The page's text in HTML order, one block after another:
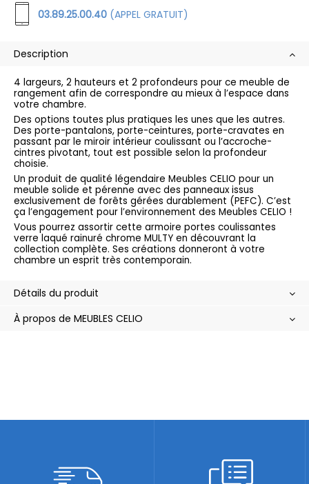
03.89.25.00.40 (APPEL GRATUIT)
Description
4 largeurs, 2 hauteurs et 2 profondeurs pour ce meuble de
rangement afin de correspondre au mieux à l’espace dans
votre chambre.
Des options toutes plus pratiques les unes que les autres.
Des porte-pantalons, porte-ceintures, porte-cravates en
passant par le miroir intérieur coulissant ou l’accroche-
cintres pivotant, tout est possible selon la profondeur
choisie.
Un produit de qualité légendaire Meubles CELIO pour un
meuble solide et pérenne avec des panneaux issus
exclusivement de forêts gérées durablement (PEFC). C’est
ça l’engagement pour l’environnement des Meubles CELIO !
Vous pourrez assortir cette armoire portes coulissantes
verre laqué rainuré chrome MULTY en découvrant la
collection complète. Ses créations donneront à votre
chambre un esprit très contemporain.
Détails du produit
À propos de MEUBLES CELIO